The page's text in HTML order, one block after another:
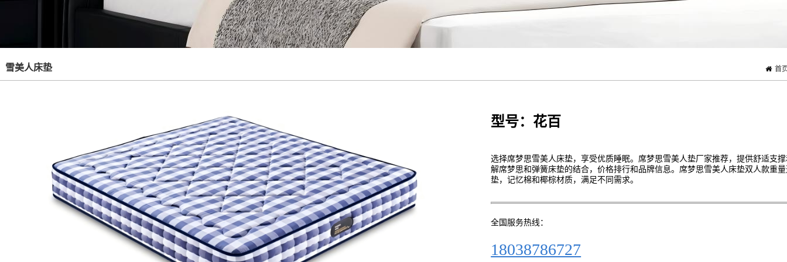
首
雪美人床垫
型号：花百
选择席梦思雪美人床垫，享受优质睡眠。席梦思雪美人垫厂家推荐，提供舒适支
解席梦思和弹簧床垫的结合，价格排行和品牌信息。席梦思雪美人床垫双人款重
垫，记忆棉和椰棕材质，满足不同需求。
全国服务热线：
18038786727